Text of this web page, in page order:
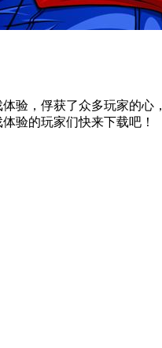
验，俘获了众多玩家的
验的玩家们快来下载吧！